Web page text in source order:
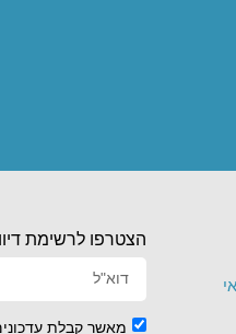
הצטרפו לרשימת
מאשר קבלת